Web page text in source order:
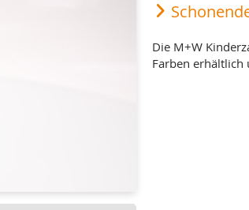
Die M+W
Farben erhältlich